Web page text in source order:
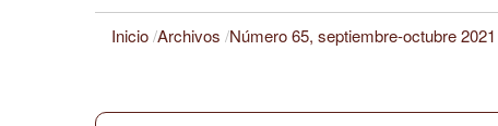
Inicio/Archivos /Número 65, septiembre-octubre 2021